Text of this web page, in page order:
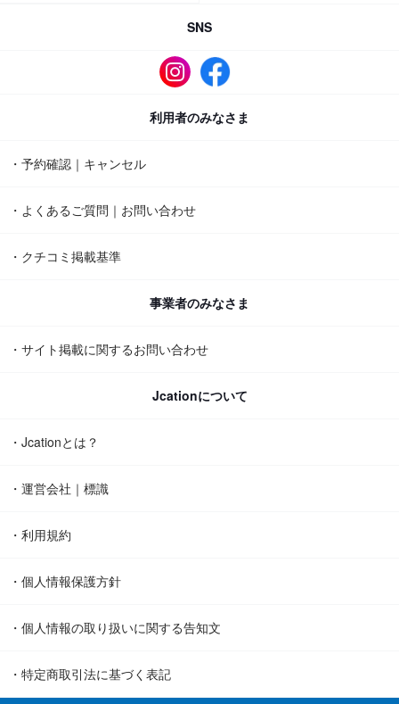
SNS
利用者のみなさま
・予約確認｜キャンセル
・よくあるご質問｜お問い合わせ
・クチコミ掲載基準
事業者のみなさま
・サイト掲載に関するお問い合わせ
Jcationについて
・Jcationとは？
・運営会社｜標識
・利用規約
・個人情報保護方針
・個人情報の取り扱いに関する告知文
・特定商取引法に基づく表記